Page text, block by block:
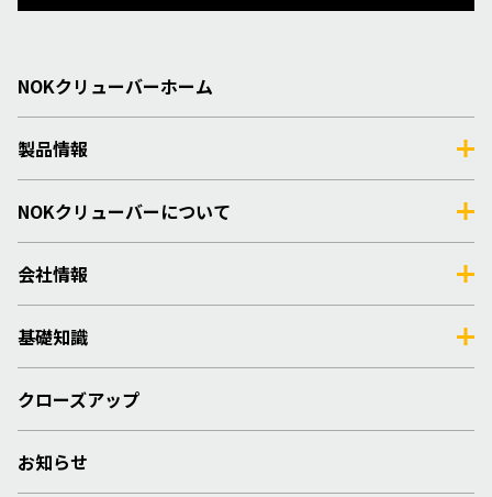
NOKクリューバーホーム
製品情報
NOKクリューバーについて
会社情報
基礎知識
クローズアップ
お知らせ